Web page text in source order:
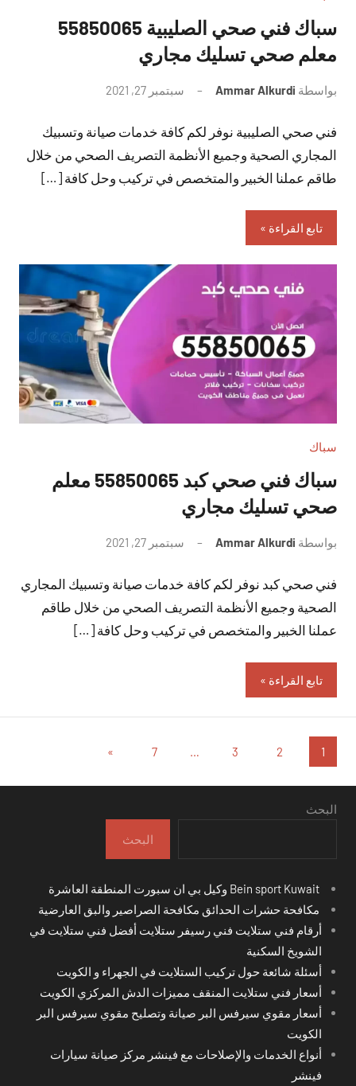
سباك فني صحي الصليبية 55850065
معلم صحي تسليك مجاري
بواسطة Ammar Alkurdi سبتمبر 27, 2021
تعليقات
فني صحي الصليبية نوفر لكم كافة خدمات صيانة وتسبيك
المجاري الصحية وجميع الأنظمة التصريف الصحي من خلال
طاقم عملنا الخبير والمتخصص في تركيب وحل كافة […]
تابع القراءة
سباك
سباك فني صحي كبد 55850065 معلم
صحي تسليك مجاري
بواسطة Ammar Alkurdi سبتمبر 27, 2021
تعليقات
فني صحي كبد نوفر لكم كافة خدمات صيانة وتسبيك المجاري
الصحية وجميع الأنظمة التصريف الصحي من خلال طاقم
عملنا الخبير والمتخصص في تركيب وحل كافة […]
تابع القراءة
تعدد
صفحات
المقالات
1
2
3
…
7
المقالات
»
البحث
البحث
مكافحة حشرات الحدائق مكافحة الصراصير والبق العارضية
أرقام فني ستلايت فني رسيفر ستلايت أفضل فني ستلايت في
الشويخ السكنية
أسئلة شائعة حول تركيب الستلايت في الجهراء و الكويت
أسعار فني ستلايت المنقف مميزات الدش المركزي الكويت
أسعار مقوي سيرفس البر صيانة وتصليح مقوي سيرفس البر
الكويت
أنواع الخدمات والإصلاحات مع فينشر مركز صيانة سيارات
فينشر